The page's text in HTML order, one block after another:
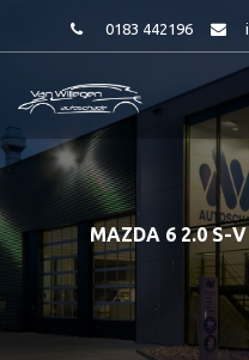
0183 442196
MAZDA 6 2.0 S-